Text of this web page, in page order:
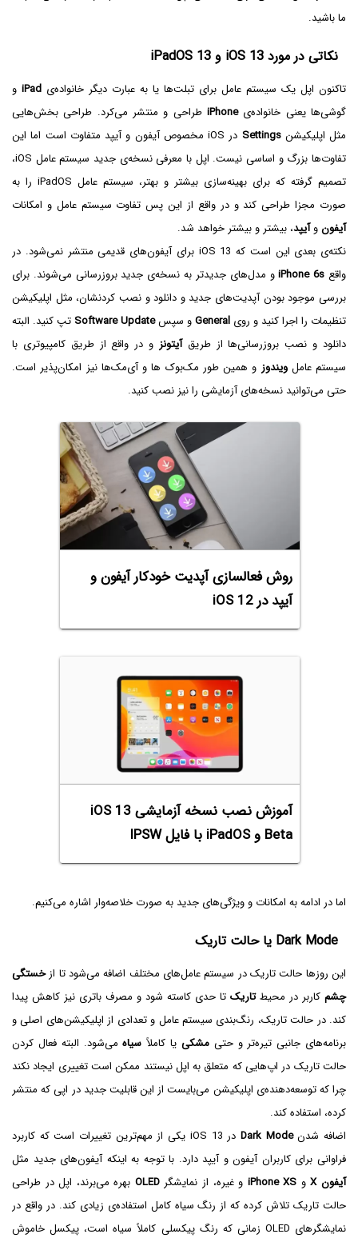
ما باشید.
نکاتی در مورد iOS 13 و iPadOS 13
تاکنون اپل یک سیستم عامل برای تبلت‌ها یا به عبارت دیگر خانواده‌ی iPad و
گوشی‌ها یعنی خانواده‌یiPhone طراحی و منتشر می‌کرد. طراحی بخش‌هایی
مثل اپلیکیشنSettings
در iOS مخصوص آیفون و آیپد متفاوت است اما این
تفاوت‌ها بزرگ و اساسی نیست. اپل با معرفی نسخه‌ی جدید سیستم عامل iOS،
تصمیم گرفته که برای بهینه‌سازی بیشتر و بهتر، سیستم عامل iPadOS را به
صورت مجزا طراحی کند و در واقع از این پس تفاوت سیستم عامل و امکانات
آیفونوآیپد، بیشتر و بیشتر خواهد شد.
نکته‌ی بعدی این است که iOS 13 برای آیفون‌های قدیمی منتشر نمی‌شود. در
واقع iPhone 6sو مدل‌های جدیدتر به نسخه‌ی جدید بروزرسانی می‌شوند. برای
بررسی موجود بودن آپدیت‌های جدید و دانلود و نصب کردنشان، مثل اپلیکیشن
تنظیمات را اجرا کنید و روی Generalو سپسSoftware Update تپ کنید. البته
دانلود و نصب بروزرسانی‌ها از طریقآیتونز و در واقع از طریق کامپیوتری با
سیستم عاملویندوز و همین طور مک‌بوک ها و آی‌مک‌ها نیز امکان‌پذیر است.
حتی می‌توانید نسخه‌های آزمایشی را نیز نصب کنید.
روش فعالسازی آپدیت خودکار آیفون و
آیپد در iOS 12
آموزش نصب نسخه آزمایشی iOS 13
Beta و iPadOS‌ با فایل IPSW
اما در ادامه به امکانات و ویژگی‌های جدید به صورت خلاصه‌وار اشاره می‌کنیم.
Dark Mode یا حالت تاریک
این روزها حالت تاریک در سیستم عامل‌های مختلف اضافه می‌شود تا ازخستگی
چشم کاربر در محیطتاریک تا حدی کاسته شود و مصرف باتری نیز کاهش پیدا
کند. در حالت تاریک، رنگ‌بندی سیستم عامل و تعدادی از اپلیکیشن‌های اصلی و
برنامه‌های جانبی تیره‌تر و حتیمشکی یا کاملاً سیاهمی‌شود. البته فعال کردن
حالت تاریک در اپ‌هایی که متعلق به اپل نیستند ممکن است تغییری ایجاد نکند
چرا که توسعه‌دهنده‌ی اپلیکیشن می‌بایست از این قابلیت جدید در اپی که منتشر
کرده، استفاده کند.
اضافه شدنDark Mode
در iOS 13 یکی از مهم‌ترین تغییرات است که کاربرد
فراوانی برای کاربران آیفون و آیپد دارد. با توجه به اینکه آیفون‌های جدید مثل
آیفون X و iPhone XS و غیره، از نمایشگرOLED بهره می‌برند، اپل در طراحی
حالت تاریک تلاش کرده که از رنگ سیاه کامل استفاده‌ی زیادی کند. در واقع در
نمایشگرهای OLED زمانی که رنگ پیکسلی کاملاً سیاه است، پیکسل خاموش